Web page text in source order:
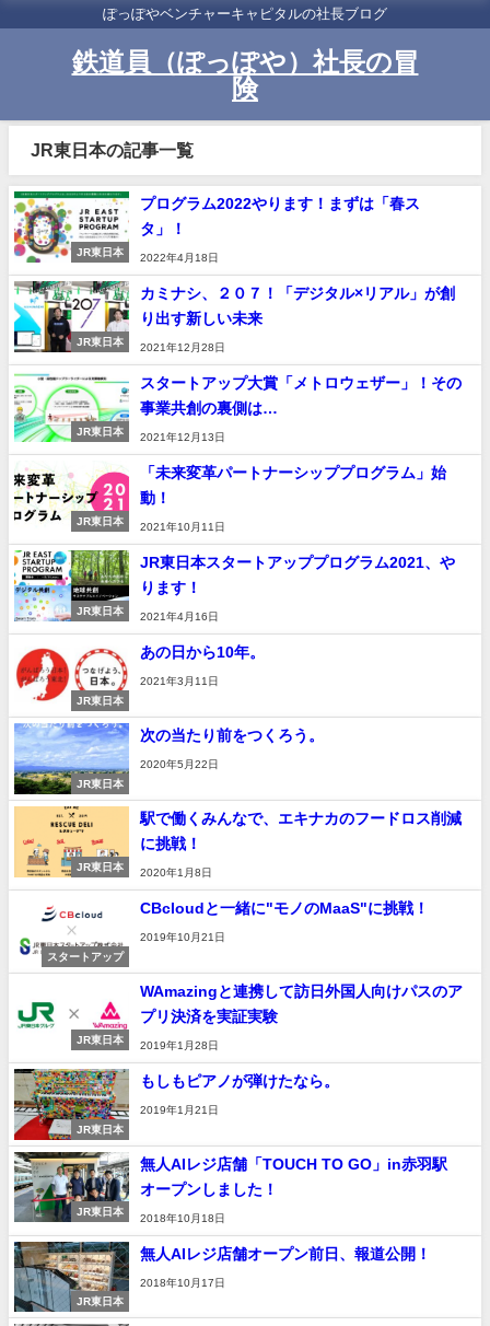
ぽっぽやベンチャーキャピタルの社長ブログ
鉄道員（ぽっぽや）社長の冒
険
JR東日本の記事一覧
JR東日本
プログラム2022やります！まずは「春ス
タ」！
2022年4月18日
JR東日本
カミナシ、２０７！「デジタル×リアル」が創
り出す新しい未来
2021年12月28日
JR東日本
スタートアップ大賞「メトロウェザー」！その
事業共創の裏側は…
2021年12月13日
JR東日本
「未来変革パートナーシッププログラム」始
動！
2021年10月11日
JR東日本
JR東日本スタートアッププログラム2021、や
ります！
2021年4月16日
JR東日本
あの日から10年。
2021年3月11日
JR東日本
次の当たり前をつくろう。
2020年5月22日
JR東日本
駅で働くみんなで、エキナカのフードロス削減
に挑戦！
2020年1月8日
スタートアップ
CBcloudと一緒に"モノのMaaS"に挑戦！
2019年10月21日
JR東日本
WAmazingと連携して訪日外国人向けパスのア
プリ決済を実証実験
2019年1月28日
JR東日本
もしもピアノが弾けたなら。
2019年1月21日
JR東日本
無人AIレジ店舗「TOUCH TO GO」in赤羽駅
オープンしました！
2018年10月18日
JR東日本
無人AIレジ店舗オープン前日、報道公開！
2018年10月17日